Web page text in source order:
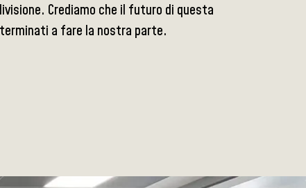
Crediamo che il futuro di questa
a fare la nostra parte.